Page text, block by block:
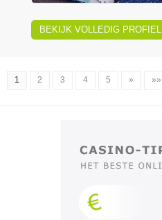
BEKIJK VOLLEDIG PROFIEL
1 2 3 4 5 » »»